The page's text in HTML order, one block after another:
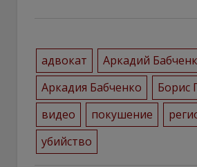
адвокат
Аркадий
Аркадия Бабченко
Борис
видео
покушение
убийство